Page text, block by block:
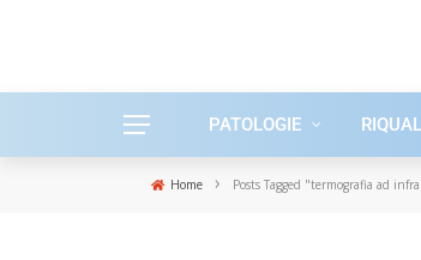
PATOLOGIE
Home › Posts Tagged "termografia ad